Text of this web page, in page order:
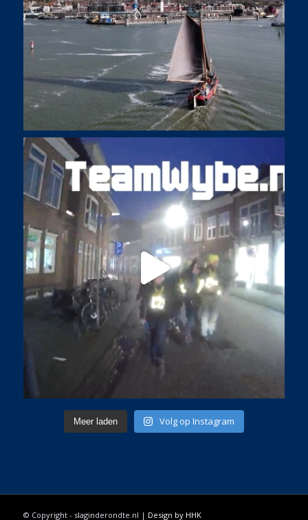
Meer laden Volg op Instagram
© Copyright - slaginderondte.nl | Design by HHK